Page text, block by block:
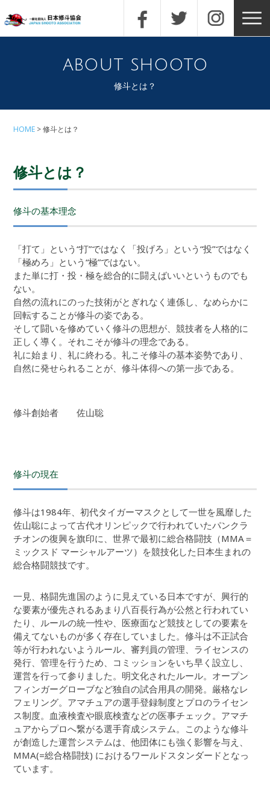
about shooto
修斗とは？
HOME 修斗とは？
修斗とは？
修斗の基本理念
「打て」という“打”ではなく「投げろ」という“投”ではなく
「極めろ」という“極”ではない。
また単に打・投・極を総合的に闘えばいいというものでも
ない。
自然の流れにのった技術がとぎれなく連係し、なめらかに
回転することが修斗の姿である。
そして闘いを修めていく修斗の思想が、競技者を人格的に
正しく導く。それこそが修斗の理念である。
礼に始まり、礼に終わる。礼こそ修斗の基本姿勢であり、
自然に発せられることが、修斗体得への第一歩である。
修斗創始者 佐山聡
修斗の現在
修斗は1984年、初代タイガーマスクとして一世を風靡した
佐山聡によって古代オリンピックで行われていたパンクラ
チオンの復興を旗印に、世界で最初に総合格闘技（MMA＝
ミックスド マーシャルアーツ）を競技化した日本生まれの
総合格闘競技です。
一見、格闘先進国のように見えている日本ですが、興行的
な要素が優先されるあまり八百長行為が公然と行われてい
たり、ルールの統一性や、医療面など競技としての要素を
備えてないものが多く存在していました。修斗は不正試合
等が行われないようルール、審判員の管理、ライセンスの
発行、管理を行うため、コミッションをいち早く設立し、
運営を行って参りました。明文化されたルール。オープン
フィンガーグローブなど独自の試合用具の開発。厳格なレ
フェリング。アマチュアの選手登録制度とプロのライセン
ス制度。血液検査や眼底検査などの医事チェック。アマチ
ュアからプロへ繋がる選手育成システム。このような修斗
が創造した運営システムは、他団体にも強く影響を与え、
MMA(=総合格闘技) におけるワールドスタンダードとなっ
ています。